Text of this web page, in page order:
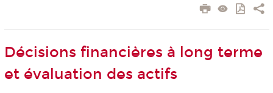
Décisions financières à long terme
et évaluation des actifs